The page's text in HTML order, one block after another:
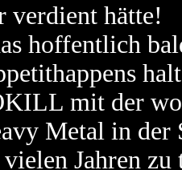
verdient hätte!
hoffentlich
mit der
Metal in der
vielen Jahren zu